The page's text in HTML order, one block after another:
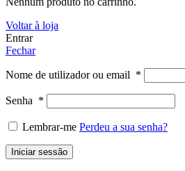
Voltar à loja
Entrar
Fechar
Nome de utilizador ou email *
Senha *
Lembrar-me Perdeu a sua senha?
Iniciar sessão